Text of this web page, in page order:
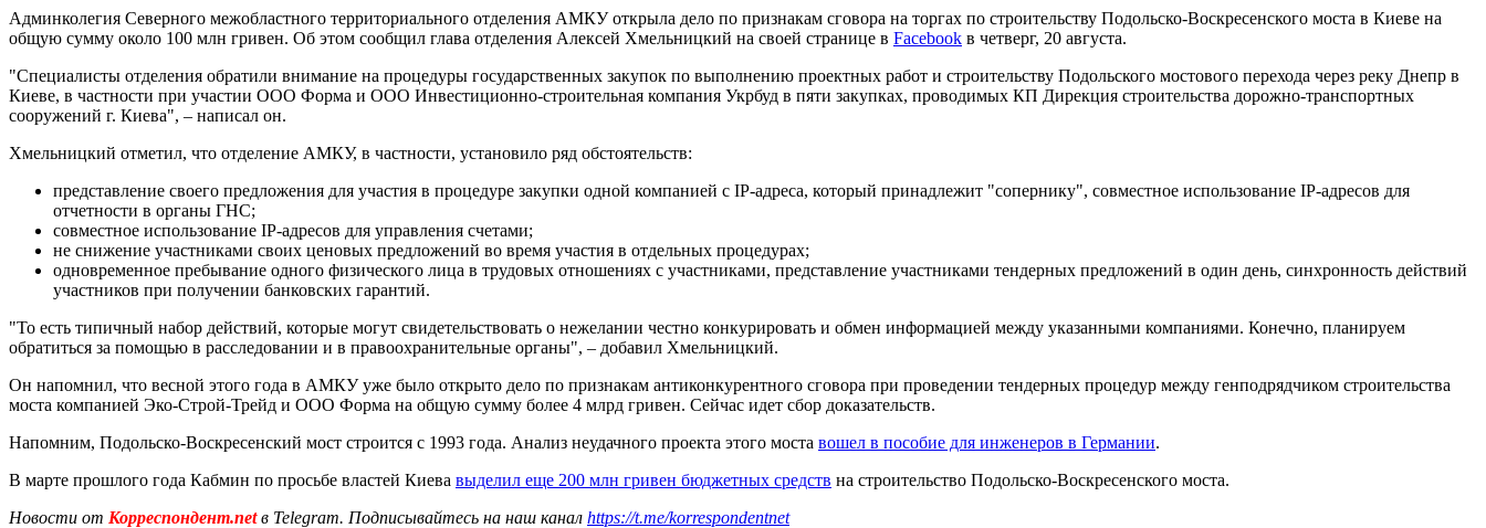
Админколегия Северного межобластного территориального отделения АМКУ открыла дело по признакам сговора на торгах по строительству Подольско-Воскресенского моста в Киеве на
общую сумму около 100 млн гривен. Об этом сообщил глава отделения Алексей Хмельницкий на своей странице в Facebook в четверг, 20 августа.
"Специалисты отделения обратили внимание на процедуры государственных закупок по выполнению проектных работ и строительству Подольского мостового перехода через реку Днепр в
Киеве, в частности при участии ООО Форма и ООО Инвестиционно-строительная компания Укрбуд в пяти закупках, проводимых КП Дирекция строительства дорожно-транспортных
сооружений г. Киева", – написал он.
Хмельницкий отметил, что отделение АМКУ, в частности, установило ряд обстоятельств:
представление своего предложения для участия в процедуре закупки одной компанией с IP-адреса, который принадлежит "сопернику", совместное использование IP-адресов для
отчетности в органы ГНС;
совместное использование IP-адресов для управления счетами;
не снижение участниками своих ценовых предложений во время участия в отдельных процедурах;
одновременное пребывание одного физического лица в трудовых отношениях с участниками, представление участниками тендерных предложений в один день, синхронность действий
участников при получении банковских гарантий.
"То есть типичный набор действий, которые могут свидетельствовать о нежелании честно конкурировать и обмен информацией между указанными компаниями. Конечно, планируем
обратиться за помощью в расследовании и в правоохранительные органы", – добавил Хмельницкий.
Он напомнил, что весной этого года в АМКУ уже было открыто дело по признакам антиконкурентного сговора при проведении тендерных процедур между генподрядчиком строительства
моста компанией Эко-Строй-Трейд и ООО Форма на общую сумму более 4 млрд гривен. Сейчас идет сбор доказательств.
Напомним, Подольско-Воскресенский мост строится с 1993 года. Анализ неудачного проекта этого моста вошел в пособие для инженеров в Германии.
В марте прошлого года Кабмин по просьбе властей Киева выделил еще 200 млн гривен бюджетных средств на строительство Подольско-Воскресенского моста.
Новости от Корреспондент.netв Telegram. Подписывайтесь на наш канал https://t.me/korrespondentnet